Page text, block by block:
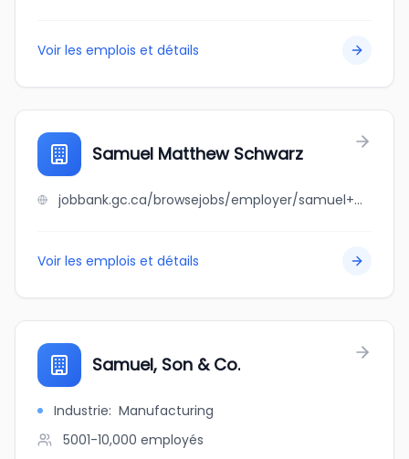
Voir les emplois et détails
Samuel Matthew Schwarz
jobbank.gc.ca/browsejobs/employer/samuel+matthew+schwarz/ca
Voir les emplois et détails
Samuel, Son & Co.
Industrie: Manufacturing
5001-10,000 employés